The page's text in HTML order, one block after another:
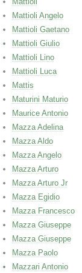
Mattioli Angelo
Mattioli Gaetano
Mattioli Giulio
Mattioli Lino
Mattioli Luca
Mattis
Maturini Maturio
Maurice Antonio
Mazza Adelina
Mazza Aldo
Mazza Angelo
Mazza Arturo
Mazza Arturo Jr
Mazza Egidio
Mazza Francesco
Mazza Giuseppe
Mazza Giuseppe
Mazza Paolo
Mazzari Antonio